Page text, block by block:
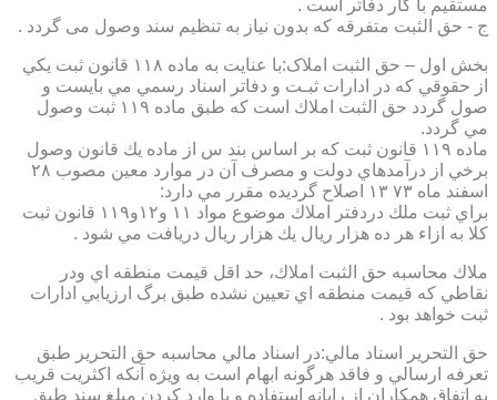
مستقيم با كار دفاتر است .
ج - حق الثبت متفرقه كه بدون نياز به تنظیم سند وصول می گردد .
بخش اول – حق الثبت املاک:با عنايت به ماده ۱۱۸ قانون ثبت يكي
از حقوقي كه در ادارات ثبـت و دفاتر اسناد رسمي مي بايست و
صول گردد حق الثبت املاك است كه طبق ماده ۱۱۹ ثبت وصول
مي گردد.
ماده ۱۱۹ قانون ثبت كه بر اساس بند س از ماده يك قانون وصول
برخي از درآمدهاي دولت و مصرف آن در موارد معين مصوب ۲۸
اسفند ماه ۷۳ ۱۳ اصلاح گرديده مقرر مي دارد:
براي ثبت ملك دردفتر املاك موضوع مواد ۱۱ و۱۲و۱۱۹ قانون ثبت
كلا به ازاء هر ده هزار ريال يك هزار ريال دريافت مي شود .
ملاك محاسبه حق الثبت املاك، حد اقل قيمت منطقه اي ودر
نقاطي كه قيمت منطقه اي تعيين نشده طبق برگ ارزيابي ادارات
ثبت خواهد بود .
حق التحرير اسناد مالي:در اسناد مالي محاسبه حق التحرير طبق
تعرفه ارسالي و فاقد هرگونه ابهام است به ويژه آنكه اكثريت قريب
به اتفاق همكاران از رايانه استفاده و با وارد كردن مبلغ سند طبق